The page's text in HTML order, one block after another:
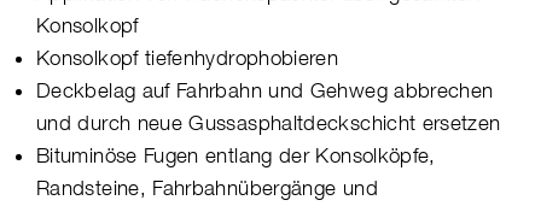
Konsolkopf
Konsolkopf tiefenhydrophobieren
Deckbelag auf Fahrbahn und Gehweg abbrechen
und durch neue Gussasphaltdeckschicht ersetzen
Bituminöse Fugen entlang der Konsolköpfe,
Randsteine, Fahrbahnübergänge und